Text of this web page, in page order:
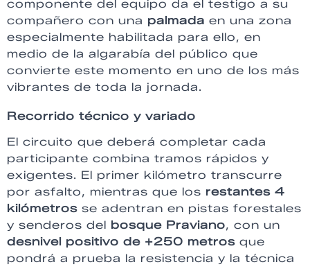
componente del equipo da el testigo a su
compañero con una palmada en una zona
especialmente habilitada para ello, en
medio de la algarabía del público que
convierte este momento en uno de los más
vibrantes de toda la jornada.
Recorrido técnico y variado
El circuito que deberá completar cada
participante combina tramos rápidos y
exigentes. El primer kilómetro transcurre
por asfalto, mientras que los restantes 4
kilómetros se adentran en pistas forestales
y senderos del bosque Praviano, con un
desnivel positivo de +250 metros que
pondrá a prueba la resistencia y la técnica